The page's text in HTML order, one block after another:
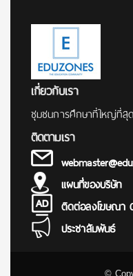
เกี่ยวกับเรา
ชุมชนการศึกษาที่ใหญ่ที่สุด
ติดตามเรา
แผนที่ของบริษัท
ติดต่อลงโฆษณา
ประชาสัมพันธ์
©